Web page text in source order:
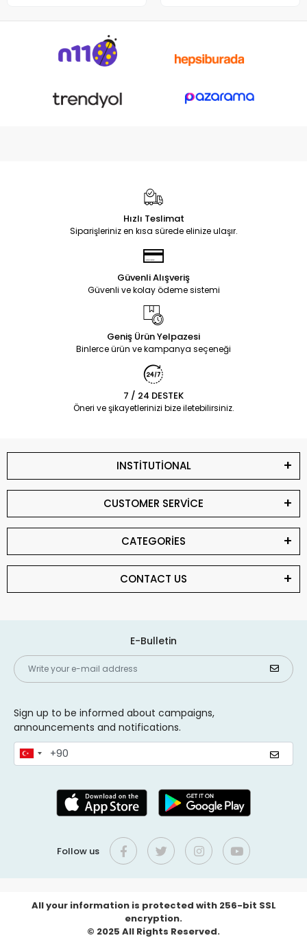
Hızlı Teslimat
Siparişleriniz en kısa sürede elinize ulaşır.
Güvenli Alışveriş
Güvenli ve kolay ödeme sistemi
Geniş Ürün Yelpazesi
Binlerce ürün ve kampanya seçeneği
7 / 24 DESTEK
Öneri ve şikayetlerinizi bize iletebilirsiniz.
INSTİTUTİONAL
CUSTOMER SERVİCE
CATEGORİES
CONTACT US
E-Bulletin
Sign up to be informed about campaigns,
announcements and notifications.
Follow us
All your information is protected with 256-bit SSL
encryption.
© 2025 All Rights Reserved.